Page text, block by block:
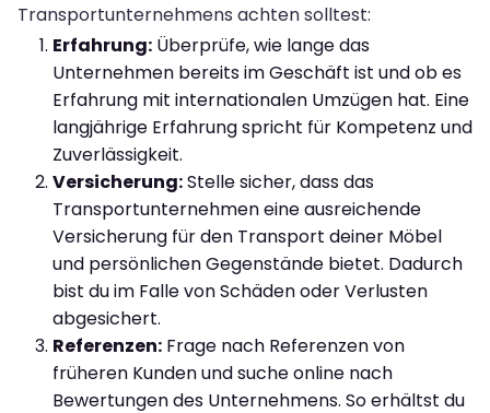
Transportunternehmens achten solltest:
Erfahrung: Überprüfe, wie lange das
Unternehmen bereits im Geschäft ist und ob es
Erfahrung mit internationalen Umzügen hat. Eine
langjährige Erfahrung spricht für Kompetenz und
Zuverlässigkeit.
Versicherung:Stelle sicher, dass das
Transportunternehmen eine ausreichende
Versicherung für den Transport deiner Möbel
und persönlichen Gegenstände bietet. Dadurch
bist du im Falle von Schäden oder Verlusten
abgesichert.
Referenzen: Frage nach Referenzen von
früheren Kunden und suche online nach
Bewertungen des Unternehmens. So erhältst du